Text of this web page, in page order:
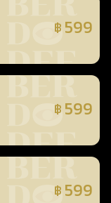
฿ 599
฿ 599
฿ 599